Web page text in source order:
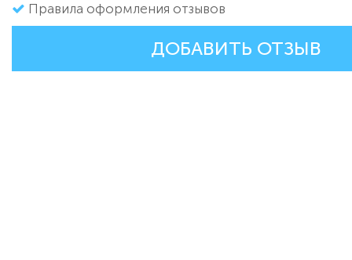
Правила оформления отзывов
ДОБАВИТЬ ОТЗЫВ